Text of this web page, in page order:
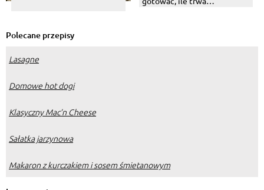
Polecane przepisy
Lasagne
Domowe hot dogi
Klasyczny Mac’n Cheese
Sałatka jarzynowa
Makaron z kurczakiem i sosem śmietanowym